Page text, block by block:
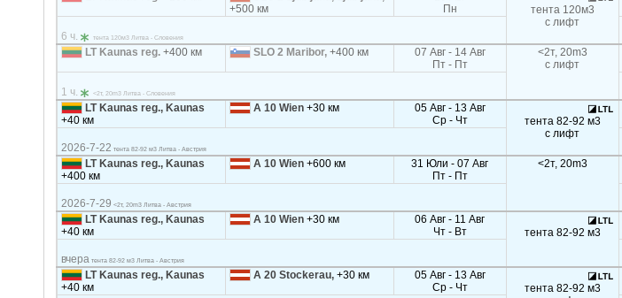
+500 км
Пн
тента 120м3
с лифт
6 ч. тента 120м3 Литва - Словения
LT Kaunas reg. +400 км SLO 2 Maribor, +400 км
07 Авг - 14 Авг
Пт - Пт
<2т, 20m3
с лифт
1 ч. <2т, 20m3 Литва - Словения
LT Kaunas reg., Kaunas
+40 км
A 10 Wien +30 км
05 Авг - 13 Авг
Ср - Чт
тента 82-92 м3
с лифт
2026-7-22 тента 82-92 м3 Литва - Австрия
LT Kaunas reg., Kaunas
+400 км
A 10 Wien +600 км
31 Юли - 07 Авг
Пт - Пт
<2т, 20m3
2026-7-29 <2т, 20m3 Литва - Австрия
LT Kaunas reg., Kaunas
+40 км
A 10 Wien +30 км
06 Авг - 11 Авг
Чт - Вт
тента 82-92 м3
вчера тента 82-92 м3 Литва - Австрия
LT Kaunas reg., Kaunas
+40 км
A 20 Stockerau, +30 км
05 Авг - 13 Авг
Ср - Чт
тента 82-92 м3